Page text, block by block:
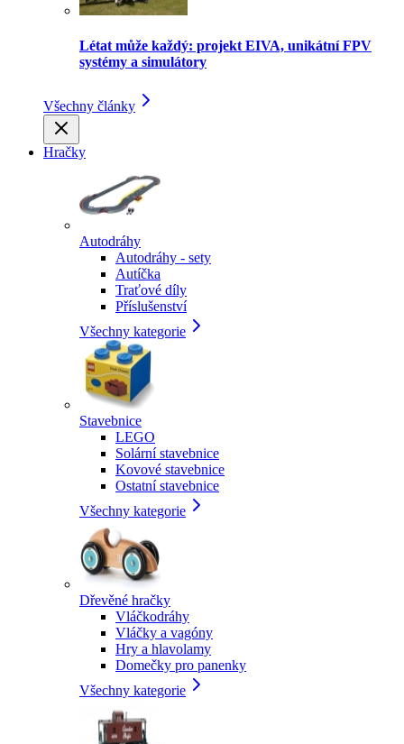
Létat může každý: projekt EIVA, unikátní FPV
systémy a simulátory
Všechny články
Hračky
Autodráhy
Autodráhy - sety
Autíčka
Traťové díly
Příslušenství
Všechny kategorie
Stavebnice
LEGO
Solární stavebnice
Kovové stavebnice
Ostatní stavebnice
Všechny kategorie
Dřevěné hračky
Vláčkodráhy
Vláčky a vagóny
Hry a hlavolamy
Domečky pro panenky
Všechny kategorie